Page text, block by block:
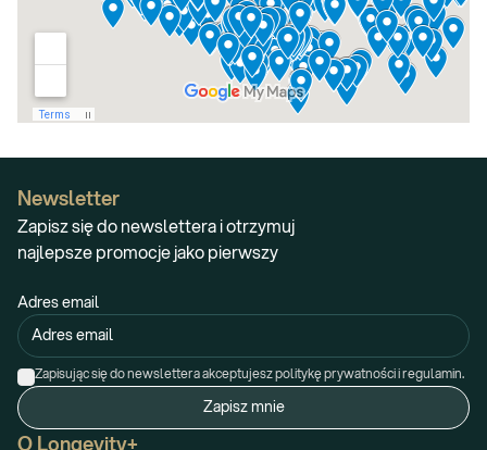
O Longevity+
Newsletter
Zapisz się do newslettera i otrzymuj
najlepsze promocje jako pierwszy
Adres email
Zapisując się do newslettera akceptujesz politykę prywatności i regulamin.
Zapisz mnie